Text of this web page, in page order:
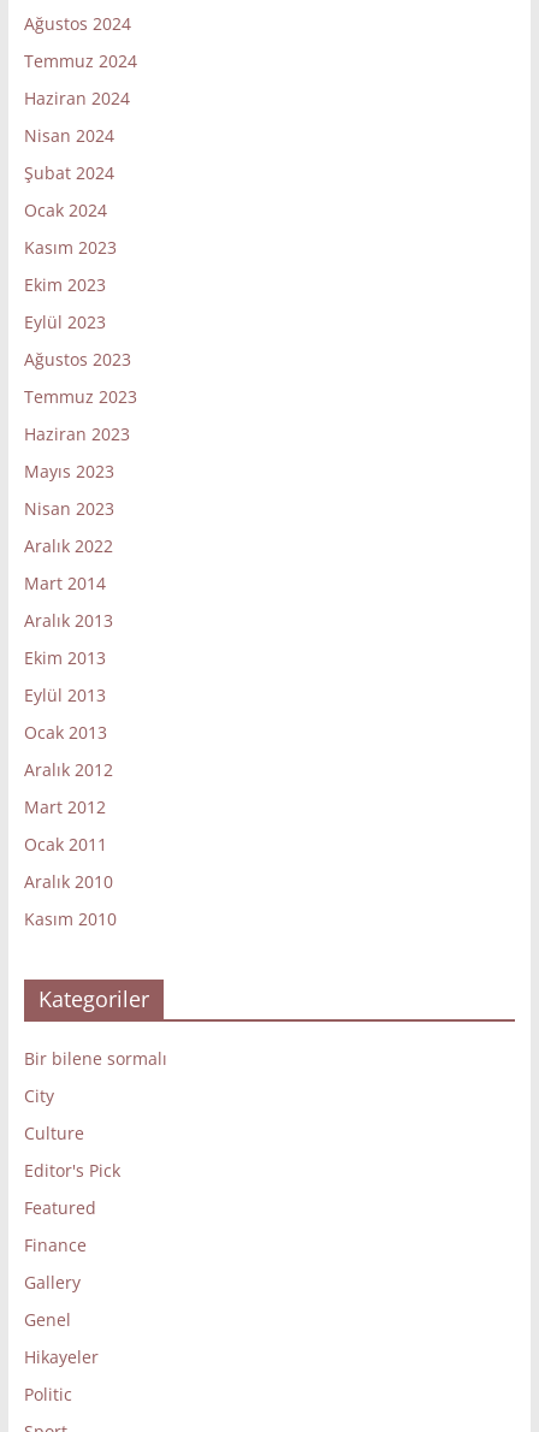
Ağustos 2024
Temmuz 2024
Haziran 2024
Nisan 2024
Şubat 2024
Ocak 2024
Kasım 2023
Ekim 2023
Eylül 2023
Ağustos 2023
Temmuz 2023
Haziran 2023
Mayıs 2023
Nisan 2023
Aralık 2022
Mart 2014
Aralık 2013
Ekim 2013
Eylül 2013
Ocak 2013
Aralık 2012
Mart 2012
Ocak 2011
Aralık 2010
Kasım 2010
Kategoriler
Bir bilene sormalı
City
Culture
Editor's Pick
Featured
Finance
Gallery
Genel
Hikayeler
Politic